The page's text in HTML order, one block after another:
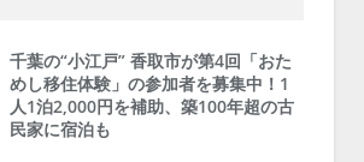
千葉の“小江戸” 香取市が第4回「おた
めし移住体験」の参加者を募集中！1
人1泊2,000円を補助、築100年超の古
民家に宿泊も